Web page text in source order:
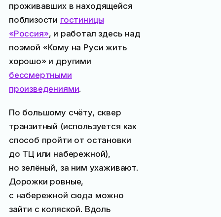
проживавших в находящейся
поблизости гостиницы
«Россия», и работал здесь над
поэмой «Кому на Руси жить
хорошо» и другими
бессмертными
произведениями.
По большому счёту, сквер
транзитный (используется как
способ пройти от остановки
до ТЦ или набережной),
но зелёный, за ним ухаживают.
Дорожки ровные,
с набережной сюда можно
зайти с коляской. Вдоль